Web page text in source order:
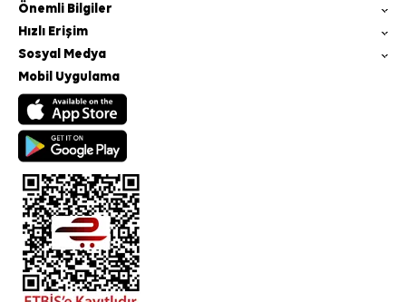
Önemli Bilgiler
Hızlı Erişim
Sosyal Medya
Mobil Uygulama